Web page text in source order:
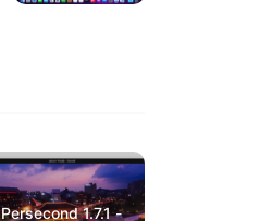
Persecond 1.7.1 -